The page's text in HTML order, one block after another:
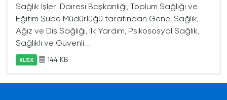
Sağlık İşleri Dairesi Başkanlığı, Toplum Sağlığı ve
Eğitim Şube Müdürlüğü tarafından Genel Sağlık,
Ağız ve Diş Sağlığı, İlk Yardım, Psikososyal Sağlık,
Sağlıklı ve Güvenli...
XLSX 144 KB